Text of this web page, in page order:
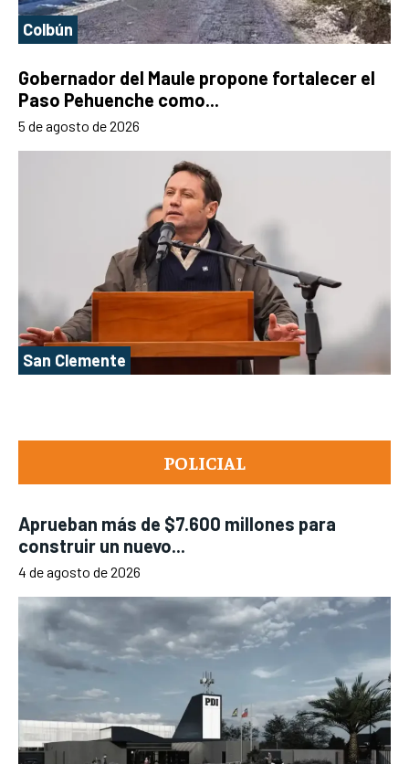
POLICIAL
Aprueban más de $7.600 millones para
construir un nuevo...
4 de agosto de 2026
Colbún
Gobernador del Maule propone fortalecer el
Paso Pehuenche como...
5 de agosto de 2026
San Clemente